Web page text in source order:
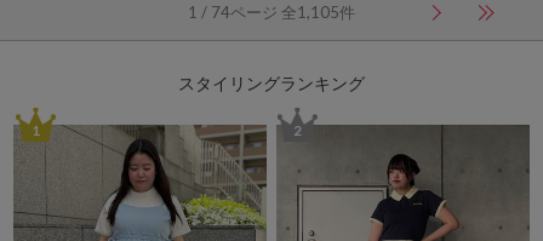
1 / 74ページ 全1,105件
スタイリングランキング
1 2